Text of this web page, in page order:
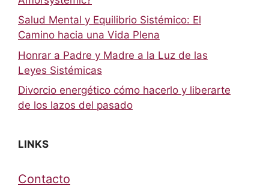
Salud Mental y Equilibrio Sistémico: El
Camino hacia una Vida Plena
Honrar a Padre y Madre a la Luz de las
Leyes Sistémicas
Divorcio energético cómo hacerlo y liberarte
de los lazos del pasado
LINKS
Contacto